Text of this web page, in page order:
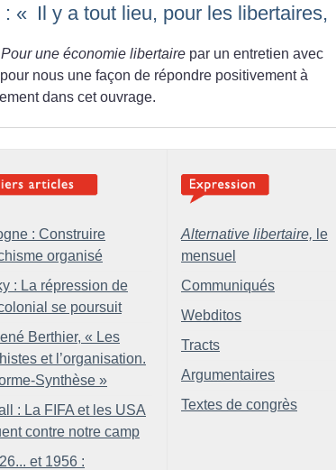
: « Il y a tout lieu, pour les libertaires,
Pour une économie libertaire par un entretien avec
nous une façon de répondre positivement à
dans cet ouvrage.
: Construire
organisé
: La répression de
colonial se poursuit
Berthier, « Les
et l’organisation.
Synthèse »
: La FIFA et les USA
contre notre camp
et 1956 :
Alternative libertaire, le
mensuel
Communiqués
Webditos
Tracts
Argumentaires
Textes de congrès